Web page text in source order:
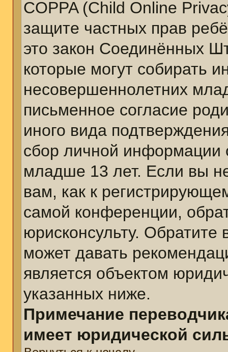
COPPA (Child Online
защите частных прав
это закон Соединённых
которые могут собирать
несовершеннолетних
письменное согласие
иного вида
сбор личной информации
младше 13 лет. Если вы
вам, как к
самой конференции,
юрисконсульту.
может давать
является объектом
указанных ниже.
Примечание
имеет юридической